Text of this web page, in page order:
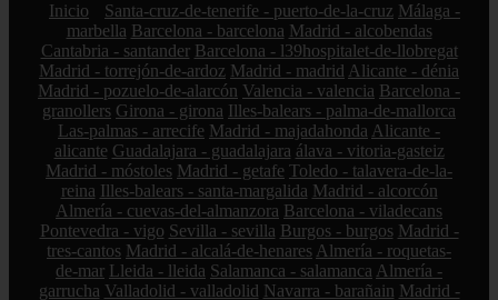
Inicio Santa-cruz-de-tenerife - puerto-de-la-cruz Málaga -
marbella Barcelona - barcelona Madrid - alcobendas
Cantabria - santander Barcelona - l39hospitalet-de-llobregat
Madrid - torrejón-de-ardoz Madrid - madrid Alicante - dénia
Madrid - pozuelo-de-alarcón Valencia - valencia Barcelona -
granollers Girona - girona Illes-balears - palma-de-mallorca
Las-palmas - arrecife Madrid - majadahonda Alicante -
alicante Guadalajara - guadalajara álava - vitoria-gasteiz
Madrid - móstoles Madrid - getafe Toledo - talavera-de-la-
reina Illes-balears - santa-margalida Madrid - alcorcón
Almería - cuevas-del-almanzora Barcelona - viladecans
Pontevedra - vigo Sevilla - sevilla Burgos - burgos Madrid -
tres-cantos Madrid - alcalá-de-henares Almería - roquetas-
de-mar Lleida - lleida Salamanca - salamanca Almería -
garrucha Valladolid - valladolid Navarra - barañain Madrid -